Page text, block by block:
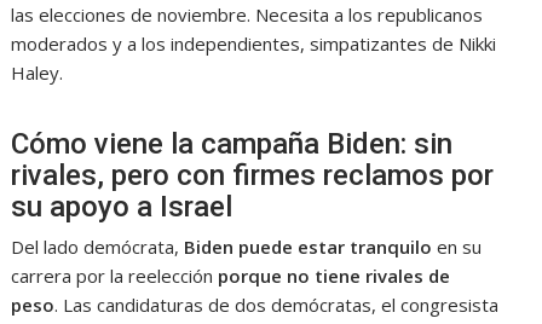
las elecciones de noviembre. Necesita a los republicanos
moderados y a los independientes, simpatizantes de Nikki
Haley.
Cómo viene la campaña Biden: sin
rivales, pero con firmes reclamos por
su apoyo a Israel
Del lado demócrata, Biden puede estar tranquilo en su
carrera por la reelección porque no tiene rivales de
peso. Las candidaturas de dos demócratas, el congresista